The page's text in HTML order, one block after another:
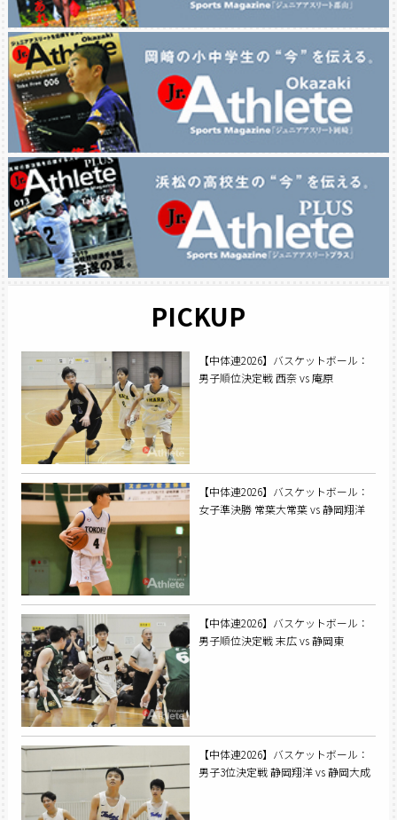
PICKUP
【中体連2026】バスケットボール：
男子順位決定戦 西奈 vs 庵原
【中体連2026】バスケットボール：
女子準決勝 常葉大常葉 vs 静岡翔洋
【中体連2026】バスケットボール：
男子順位決定戦 末広 vs 静岡東
【中体連2026】バスケットボール：
男子3位決定戦 静岡翔洋 vs 静岡大成